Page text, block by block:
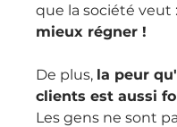
que la société veut :
mieux régner !
De plus, la peur
clients est aussi
Les gens ne sont